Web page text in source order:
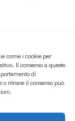
come i cookie per
Il consenso a queste
di
o ritirare il consenso può